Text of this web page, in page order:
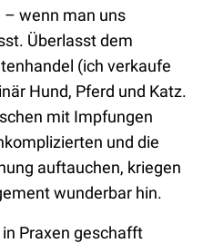
wenn man uns
Überlasst dem
(ich verkaufe
Hund, Pferd und Katz.
mit Impfungen
und die
auftauchen, kriegen
wunderbar hin.
Praxen geschafft